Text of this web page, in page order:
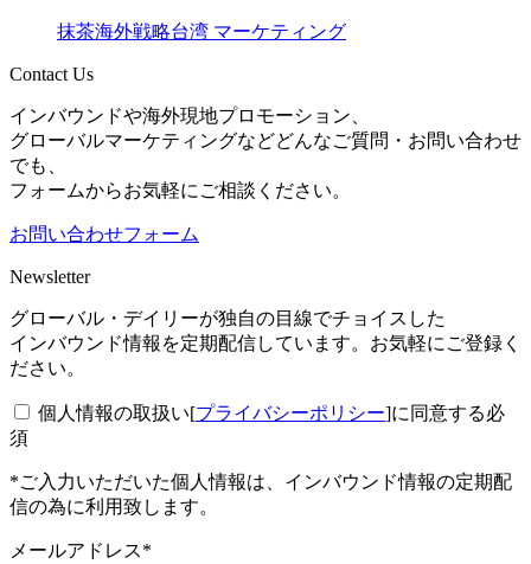
抹茶海外戦略台湾 マーケティング
Contact Us
インバウンドや海外現地プロモーション、
グローバルマーケティングなどどんなご質問・お問い合わせ
でも、
フォームからお気軽にご相談ください。
お問い合わせフォーム
Newsletter
グローバル・デイリーが独自の目線でチョイスした
インバウンド情報を定期配信しています。お気軽にご登録く
ださい。
個人情報の取扱い[プライバシーポリシー]に同意する必
須
*ご入力いただいた個人情報は、インバウンド情報の定期配
信の為に利用致します。
メールアドレス*